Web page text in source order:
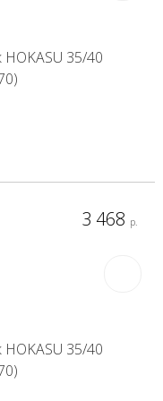
35/40
35/40
3 468 р.